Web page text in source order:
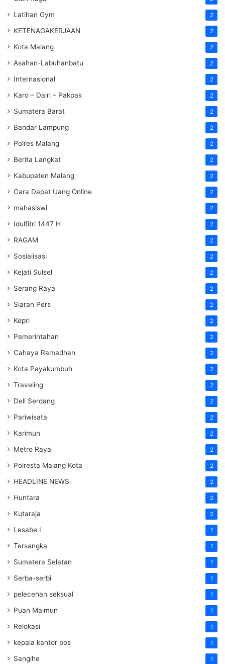
Latihan Gym 2
KETENAGAKERJAAN 2
Kota Malang 2
Asahan-Labuhanbatu 2
Internasional 2
Karo – Dairi – Pakpak 2
Sumatera Barat 2
Bandar Lampung 2
Polres Malang 2
Berita Langkat 2
Kabupaten Malang 2
Cara Dapat Uang Online 2
mahasiswi 2
Idulfitri 1447 H 2
RAGAM 2
Sosialisasi 2
Kejati Sulsel 2
Serang Raya 2
Siaran Pers 2
Kepri 2
Pemerintahan 2
Cahaya Ramadhan 2
Kota Payakumbuh 2
Traveling 2
Deli Serdang 2
Pariwisata 2
Karimun 2
Metro Raya 2
Polresta Malang Kota 2
HEADLINE NEWS 2
Huntara 2
Kutaraja 2
Lesabe I 1
Tersangka 1
Sumatera Selatan 1
Serba-serbi 1
pelecehan seksual 1
Puan Maimun 1
Relokasi 1
kepala kantor pos 1
Sangihe 1